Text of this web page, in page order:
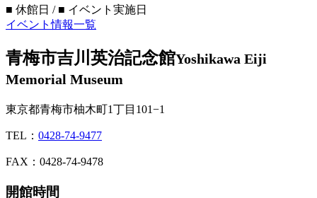
■ 休館日 / ■ イベント実施日
イベント情報一覧
青梅市吉川英治記念館Yoshikawa Eiji
Memorial Museum
東京都青梅市柚木町1丁目101−1
TEL： 0428-74-9477
FAX：0428-74-9478
開館時間